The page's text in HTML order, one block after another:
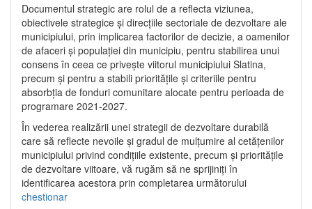
Documentul strategic are rolul de a reflecta viziunea,
obiectivele strategice și direcțiile sectoriale de dezvoltare ale
municipiului, prin implicarea factorilor de decizie, a oamenilor
de afaceri și populației din municipiu, pentru stabilirea unui
consens în ceea ce privește viitorul municipiului Slatina,
precum și pentru a stabili prioritățile și criteriile pentru
absorbția de fonduri comunitare alocate pentru perioada de
programare 2021-2027.
În vederea realizării unei strategii de dezvoltare durabilă
care să reflecte nevoile și gradul de mulțumire al cetățenilor
municipiului privind condițiile existente, precum și prioritățile
de dezvoltare viitoare, vă rugăm să ne sprijiniți în
identificarea acestora prin completarea următorului
chestionar